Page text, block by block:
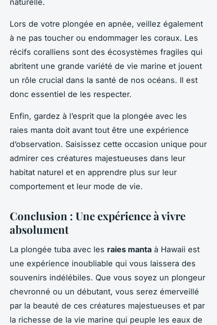
Lors de votre plongée en apnée, veillez également
à ne pas toucher ou endommager les coraux. Les
récifs coralliens sont des écosystèmes fragiles qui
abritent une grande variété de vie marine et jouent
un rôle crucial dans la santé de nos océans. Il est
donc essentiel de les respecter.
Enfin, gardez à l’esprit que la plongée avec les
raies manta doit avant tout être une expérience
d’observation. Saisissez cette occasion unique pour
admirer ces créatures majestueuses dans leur
habitat naturel et en apprendre plus sur leur
comportement et leur mode de vie.
Conclusion : Une expérience à vivre
absolument
La plongée tuba avec les raies manta à Hawaii est
une expérience inoubliable qui vous laissera des
souvenirs indélébiles. Que vous soyez un plongeur
chevronné ou un débutant, vous serez émerveillé
par la beauté de ces créatures majestueuses et par
la richesse de la vie marine qui peuple les eaux de